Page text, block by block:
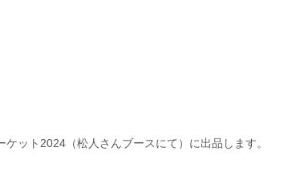
ット2024（松人さんブースにて）に出品します。